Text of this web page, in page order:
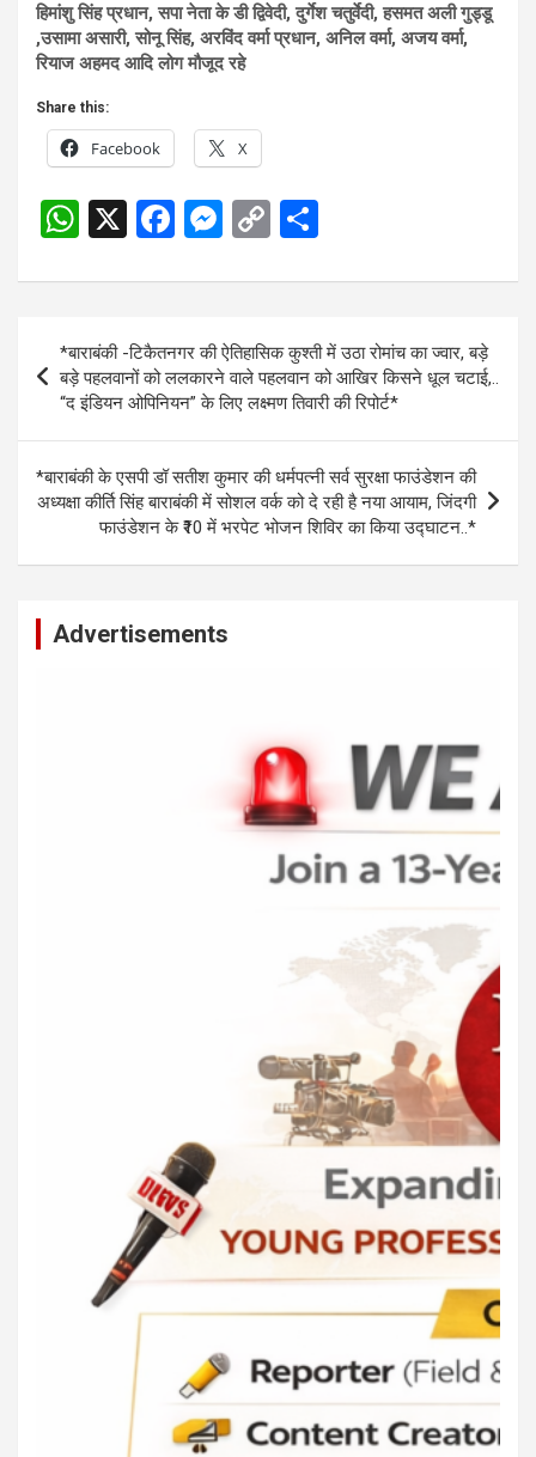
हिमांशु सिंह प्रधान, सपा नेता के डी द्विवेदी, दुर्गेश चतुर्वेदी, हसमत अली गुड्डू
,उसामा असारी, सोनू सिंह, अरविंद वर्मा प्रधान, अनिल वर्मा, अजय वर्मा,
रियाज अहमद आदि लोग मौजूद रहे
Share this:
Facebook X
W
at
A
p
p
X
F
ce
o
o
k
M
se
n
g
er
C
py
n
k
ar
e
navigation
*बाराबंकी -टिकैतनगर की ऐतिहासिक कुश्ती में उठा रोमांच का ज्वार, बड़े
बड़े पहलवानों को ललकारने वाले पहलवान को आखिर किसने धूल चटाई,..
“द इंडियन ओपिनियन” के लिए लक्ष्मण तिवारी की रिपोर्ट*
*बाराबंकी के एसपी डॉ सतीश कुमार की धर्मपत्नी सर्व सुरक्षा फाउंडेशन की
अध्यक्षा कीर्ति सिंह बाराबंकी में सोशल वर्क को दे रही है नया आयाम, जिंदगी
फाउंडेशन के ₹10 में भरपेट भोजन शिविर का किया उद्घाटन..*
Advertisements